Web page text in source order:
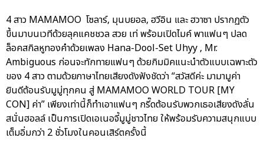
4 สาว MAMAMOO โซลาร์, มุนบยอล, ฮวีอิน และ ฮวาซา ปรากฏตัว
ขึ้นมาบนเวทีด้วยลุคแคชชวล สวย เท่ พร้อมเปิดไมค์ พาแฟนๆ ปลด
ล็อคสกิลหูทองคำด้วยเพลง Hana-Dool-Set Uhyy , Mr.
Ambiguous ก่อนจะทักทายแฟนๆ ด้วยกิมมิคแนะนำตัวแบบเฉพาะตัว
ของ 4 สาว ตามด้วยภาษาไทยเสียงดังฟังชัดว่า “สวัสดีค่ะ มามามูค่า
ยินดีต้อนรับมูมู่ทุกคน สู่ MAMAMOO WORLD TOUR [MY
CON] ค่า” เพียงเท่านี้ก็ทำเอาแฟนๆ กรี๊ดต้อนรับพวกเธอเสียงดังลั่น
สนั่นฮอลล์ เป็นการเปิดเอเนอจี้มูมู่ชาวไทย ให้พร้อมรับความสนุกแบบ
เต็มอิ่มกว่า 2 ชั่วโมงในคอนเสิร์ตครั้งนี้